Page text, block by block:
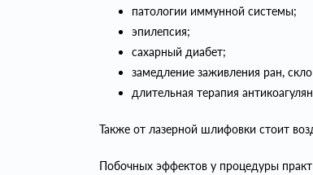
патологии иммунной системы;
эпилепсия;
сахарный диабет;
замедление заживления ран,
длительная терапия
Также от лазерной шлифовки стоит
Побочных эффектов у процедуры